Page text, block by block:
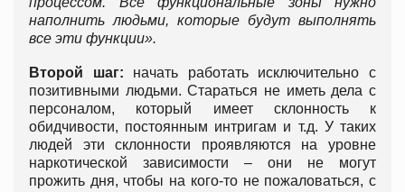
наполнить людьми, которые будут выполнять
все эти функции».
Второй шаг: начать работать исключительно с
позитивными людьми. Стараться не иметь дела с
персоналом, который имеет склонность к
обидчивости, постоянным интригам и т.д. У таких
людей эти склонности проявляются на уровне
наркотической зависимости – они не могут
прожить дня, чтобы на кого-то не пожаловаться, с